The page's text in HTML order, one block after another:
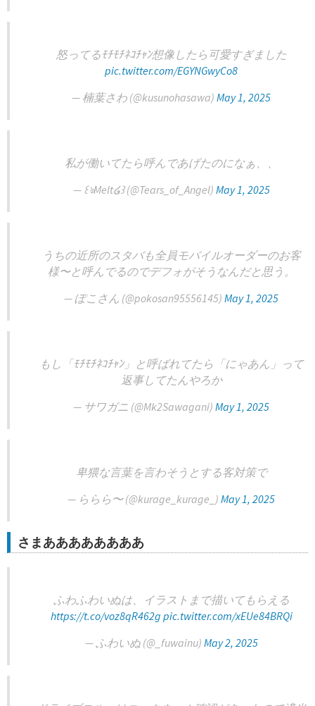
怒ってるﾓﾁﾓﾁﾈｺﾁｬﾝ想像したら可愛すぎました
pic.twitter.com/EGYNGwyCo8
— 楠葉さわ (@kusunohasawa) May 1, 2025
私が働いてたら呼んであげたのになぁ、、
— ꒰ঌMelt໒꒱ (@Tears_of_Angel) May 1, 2025
うちの近所のスタバも全員モバイルオーダーのお客
様〜と呼んでるのでデフォがそうなんだと思う。
— ぽこさん (@pokosan95556145) May 1, 2025
もし「ﾓﾁﾓﾁﾈｺﾁｬﾝ」と呼ばれてたら「にゃあん」って
返事してたんやろか
— サワガニ (@Mk2Sawagani) May 1, 2025
卑猥な言葉を言わそうとする客対策で
— ららら〜 (@kurage_kurage_) May 1, 2025
さまああああああああ
ふわふわいぬは、イラストまで描いてもらえる
https://t.co/voz8qR462g pic.twitter.com/xEUe84BRQi
— ふわいぬ (@_fuwainu) May 2, 2025